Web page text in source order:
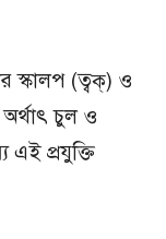
স্কালপ (ত্বক্) ও
অর্থাৎ চুল ও
এই প্রযুক্তি